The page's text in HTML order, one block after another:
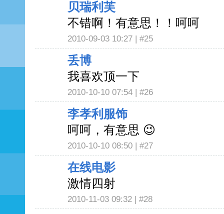
贝瑞利芙
不错啊！有意思！！呵呵
2010-09-03 10:27 | #25
丢博
我喜欢顶一下
2010-10-10 07:54 | #26
李孝利服饰
呵呵，有意思 😉
2010-10-10 08:50 | #27
在线电影
激情四射
2010-11-03 09:32 | #28